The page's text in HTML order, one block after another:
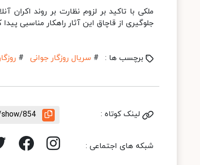
ملکی با تاکید بر لزوم نظارت بر روند اکران
جلوگیری از قاچاق این آثار راهکار مناسبی
برچسب ها : # سریال روزگار جوانی #
لینک کوتاه : 854
شبکه های اجتماعی :